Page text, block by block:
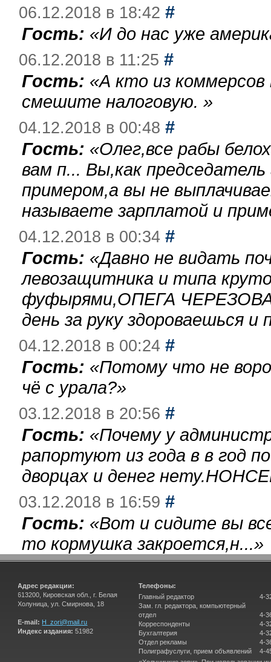
06.12.2018 в 18:42 #
Гость: «И до нас уже
06.12.2018 в 11:25 #
Гость: «А кто из
смешите налоговую. »
04.12.2018 в 00:48 #
Гость: «Олег,все рабы
вам п... Вы,как
примером,а вы не
называете зарплатой и
04.12.2018 в 00:34 #
Гость: «Давно не видать
левозащитника и типа
фуфырями,ОПЕГА
день за руку здороваешься
04.12.2018 в 00:24 #
Гость: «Потому что не
чё с урала?»
03.12.2018 в 20:56 #
Гость: «Почему у
рапортуют из года в в год
дворцах и денег
03.12.2018 в 16:59 #
Гость: «Вот и сидите вы
то кормушка закроется,н...»
Адрес редакции:
613200, Кировская обл., г. Белая
Холуница, ул. Смирнова, 18
E-mail: H_zori@mail.ru
Индекс издания: 51982
Телефоны:
Главный редактор
Зам. гл. редактора, компьютерный
отдел
Корреспонденты
Бухгалтерия
Отдел рекламы
Полиграфуслуги, прием объявлений
4-
4-
4-
4-
4-
4-